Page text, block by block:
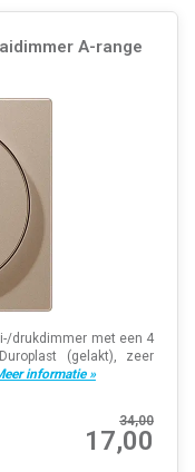
A-range
drukdimmer met een 4
(gelakt), zeer
informatie »
34,00
17,00